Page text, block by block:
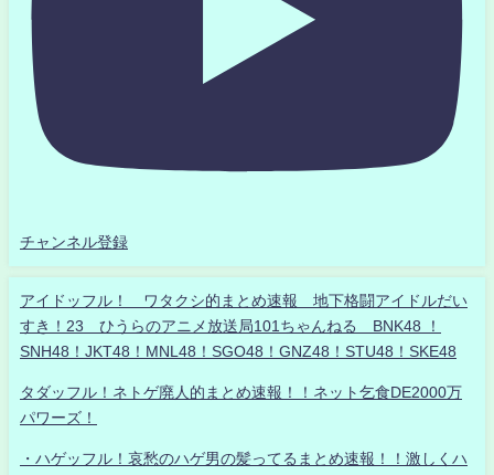
チャンネル登録
アイドッフル！ ワタクシ的まとめ速報 地下格闘アイドルだい
すき！23 ひうらのアニメ放送局101ちゃんねる BNK48 ！
SNH48！JKT48！MNL48！SGO48！GNZ48！STU48！SKE48
タダッフル！ネトゲ廃人的まとめ速報！！ネット乞食DE2000万
パワーズ！
・ハゲッフル！哀愁のハゲ男の髪ってるまとめ速報！！激しくハ